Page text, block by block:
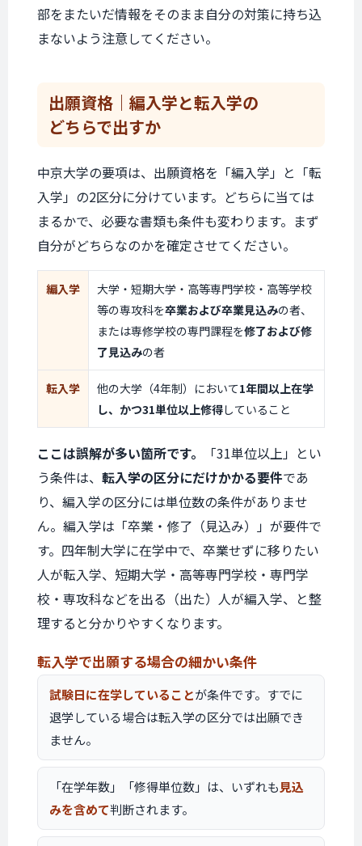
部をまたいだ情報をそのまま自分の対策に持ち込
まないよう注意してください。
出願資格｜ 編入学と転入学の
どちらで出すか
中京大学の要項は、出願資格を「編入学」と「転
入学」の2区分に分けています。どちらに当ては
まるかで、必要な書類も条件も変わります。まず
自分がどちらなのかを確定させてください。
編入学
大学・短期大学・高等専門学校・高等学校
等の専攻科を卒業および卒業見込みの者、
または専修学校の専門課程を修了および修
了見込みの者
転入学 他の大学（4年制）において1年間以上在学
し、かつ31単位以上修得していること
ここは誤解が多い箇所です。
「31単位以上」とい
う条件は、 転入学の区分にだけかかる要件であ
り、編入学の区分には単位数の条件がありませ
ん。編入学は「卒業・修了（見込み）」が要件で
す。四年制大学に在学中で、卒業せずに移りたい
人が転入学、短期大学・高等専門学校・専門学
校・専攻科などを出る（出た）人が編入学、と整
理すると分かりやすくなります。
転入学で出願する場合の細かい条件
試験日に在学していることが条件です。すでに
退学している場合は転入学の区分では出願でき
ません。
「在学年数」「修得単位数」は、いずれも見込
みを含めて判断されます。